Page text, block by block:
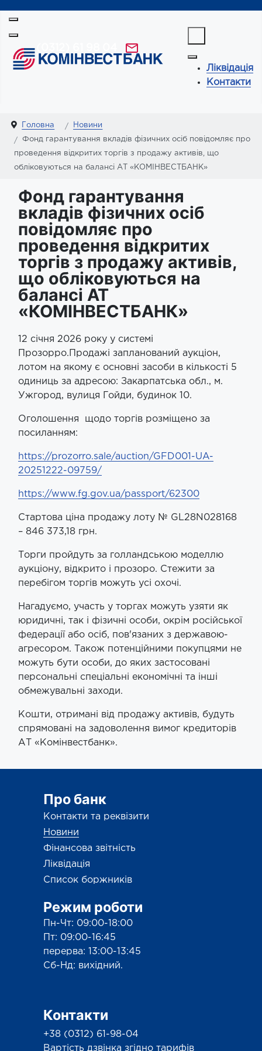
Ліквідація
Контакти
Головна Новини
Фонд гарантування вкладів фізичних осіб повідомляє про
проведення відкритих торгів з продажу активів, що
обліковуються на балансі АТ «КОМІНВЕСТБАНК»
Фонд гарантування
вкладів фізичних осіб
повідомляє про
проведення відкритих
торгів з продажу активів,
що обліковуються на
балансі АТ
«КОМІНВЕСТБАНК»
12 січня 2026 року у системі
Прозорро.Продажі запланований аукціон,
лотом на якому є основні засоби в кількості 5
одиниць за адресою: Закарпатська обл., м.
Ужгород, вулиця Гойди, будинок 10.
Оголошення щодо торгів розміщено за
посиланням:
https://prozorro.sale/auction/GFD001-UA-
20251222-09759/
https://www.fg.gov.ua/passport/62300
Стартова ціна продажу лоту № GL28N028168
– 846 373,18 грн.
Торги пройдуть за голландською моделлю
аукціону, відкрито і прозоро. Стежити за
перебігом торгів можуть усі охочі.
Нагадуємо, участь у торгах можуть узяти як
юридичні, так і фізичні особи, окрім російської
федерації або осіб, пов'язаних з державою-
агресором. Також потенційними покупцями не
можуть бути особи, до яких застосовані
персональні спеціальні економічні та інші
обмежувальні заходи.
Кошти, отримані від продажу активів, будуть
спрямовані на задоволення вимог кредиторів
АТ «Комінвестбанк».
Про банк
Контакти та реквізити
Новини
Фінансова звітність
Ліквідація
Список боржників
Режим роботи
Пн-Чт: 09:00-18:00
Пт: 09:00-16:45
перерва: 13:00-13:45
Сб-Нд: вихідний.
Контакти
+38 (0312) 61-98-04
Вартість дзвінка згідно тарифів